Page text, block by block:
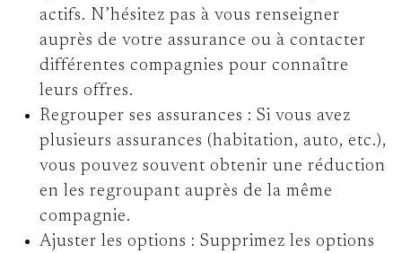
actifs. N’hésitez pas à vous renseigner
auprès de votre assurance ou à contacter
différentes compagnies pour connaître
leurs offres.
Regrouper ses assurances : Si vous avez
plusieurs assurances (habitation, auto, etc.),
vous pouvez souvent obtenir une réduction
en les regroupant auprès de la même
compagnie.
Ajuster les options : Supprimez les options